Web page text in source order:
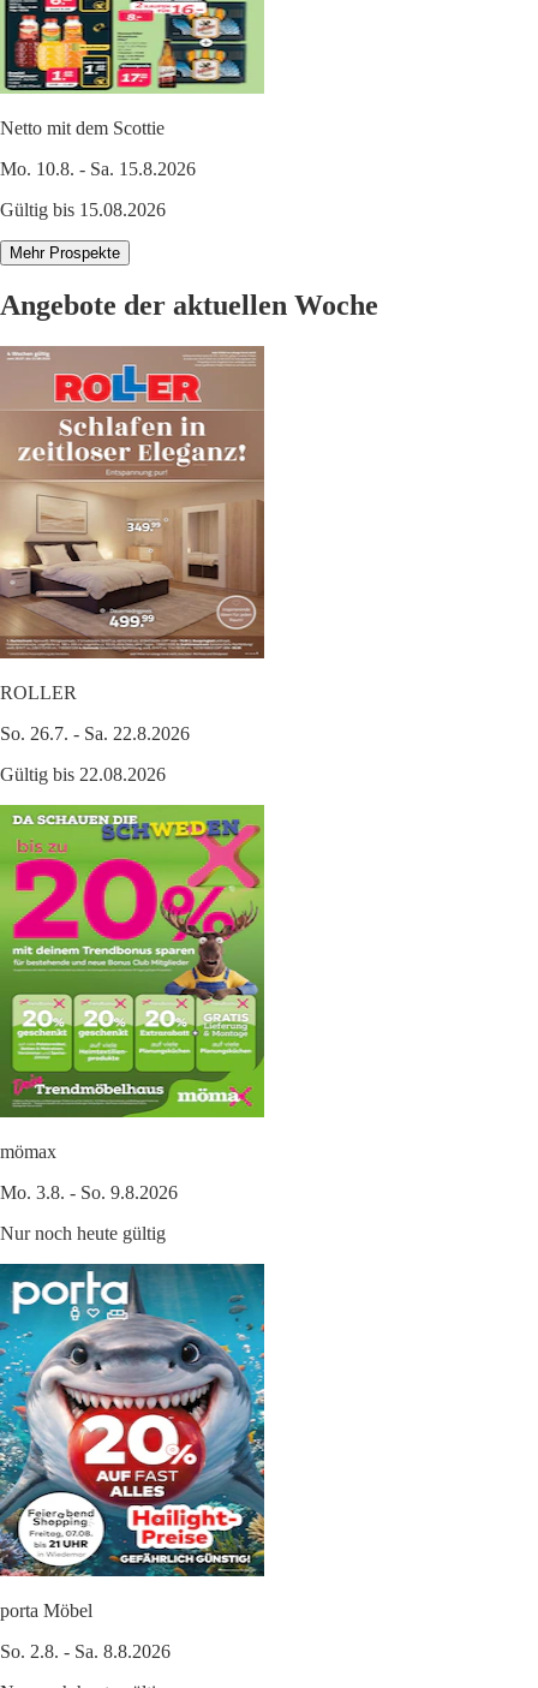
Netto mit dem Scottie
Mo. 10.8. - Sa. 15.8.2026
Gültig bis 15.08.2026
Mehr Prospekte
Angebote der aktuellen Woche
ROLLER
So. 26.7. - Sa. 22.8.2026
Gültig bis 22.08.2026
mömax
Mo. 3.8. - So. 9.8.2026
Nur noch heute gültig
porta Möbel
So. 2.8. - Sa. 8.8.2026